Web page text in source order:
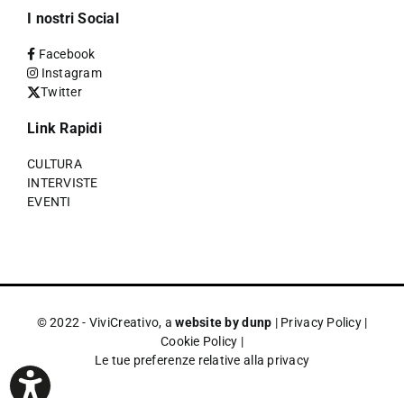
I nostri Social
Facebook
Instagram
Twitter
Link Rapidi
CULTURA
INTERVISTE
EVENTI
© 2022 - ViviCreativo, awebsite by dunp | Privacy Policy|
Cookie Policy |
Le tue preferenze relative alla privacy